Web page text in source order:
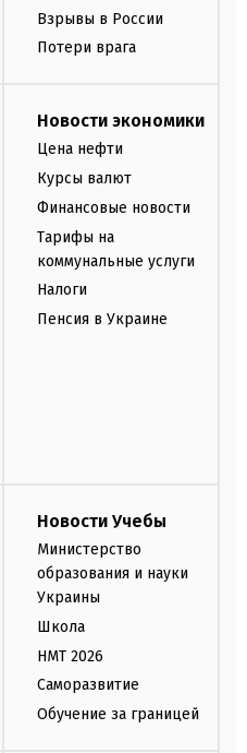
Взрывы в России
Потери врага
Новости экономики
Цена нефти
Курсы валют
Финансовые новости
Тарифы на
коммунальные услуги
Налоги
Пенсия в Украине
Новости Учебы
Министерство
образования и науки
Украины
Школа
НМТ 2026
Саморазвитие
Обучение за границей